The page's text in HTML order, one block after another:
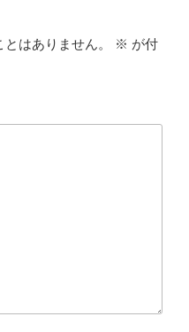
はありません。 ※ が付